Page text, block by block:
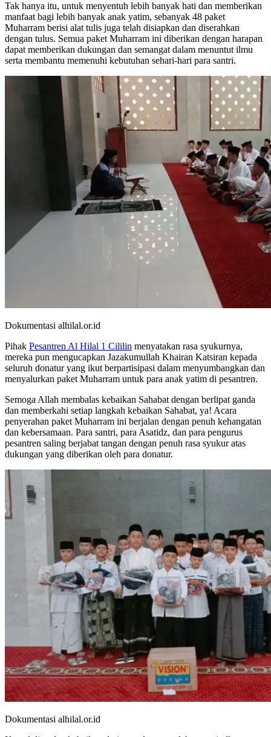
Tak hanya itu, untuk menyentuh lebih banyak hati dan memberikan
manfaat bagi lebih banyak anak yatim, sebanyak 48 paket
Muharram berisi alat tulis juga telah disiapkan dan diserahkan
dengan tulus. Semua paket Muharram ini diberikan dengan harapan
dapat memberikan dukungan dan semangat dalam menuntut ilmu
serta membantu memenuhi kebutuhan sehari-hari para santri.
Dokumentasi alhilal.or.id
Pihak Pesantren Al Hilal 1 Cililin menyatakan rasa syukurnya,
mereka pun mengucapkan Jazakumullah Khairan Katsiran kepada
seluruh donatur yang ikut berpartisipasi dalam menyumbangkan dan
menyalurkan paket Muharram untuk para anak yatim di pesantren.
Semoga Allah membalas kebaikan Sahabat dengan berlipat ganda
dan memberkahi setiap langkah kebaikan Sahabat, ya! Acara
penyerahan paket Muharram ini berjalan dengan penuh kehangatan
dan kebersamaan. Para santri, para Asatidz, dan para pengurus
pesantren saling berjabat tangan dengan penuh rasa syukur atas
dukungan yang diberikan oleh para donatur.
Dokumentasi alhilal.or.id